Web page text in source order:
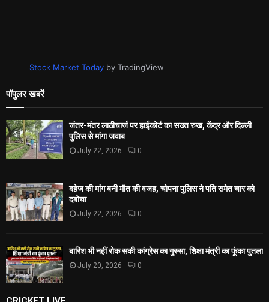
Stock Market Today by TradingView
पॉपुलर खबरें
जंतर-मंतर लाठीचार्ज पर हाईकोर्ट का सख्त रुख, केंद्र और दिल्ली
पुलिस से मांगा जवाब
July 22, 2026 0
दहेज की मांग बनी मौत की वजह, चोपना पुलिस ने पति समेत चार को
दबोचा
July 22, 2026 0
बारिश भी नहीं रोक सकी कांग्रेस का गुस्सा, शिक्षा मंत्री का फूंका पुतला
July 20, 2026 0